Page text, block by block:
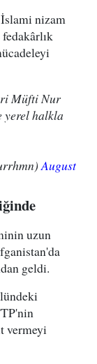
nizam
Müfti Nur
yerel halkla
August
uzun
geldi.
vermeyi